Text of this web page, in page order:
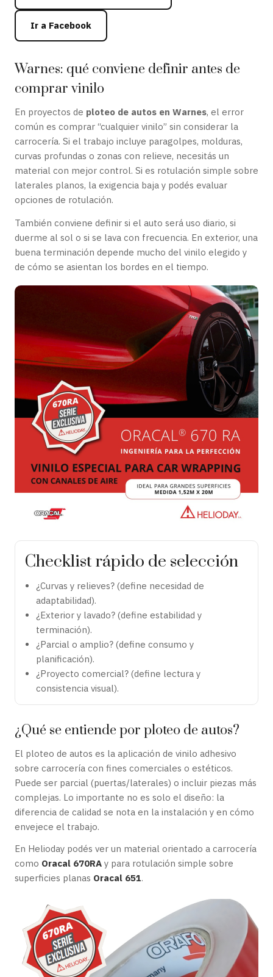
Ir a Facebook
Warnes: qué conviene definir antes de
comprar vinilo
En proyectos de ploteo de autos en Warnes, el error
común es comprar “cualquier vinilo” sin considerar la
carrocería. Si el trabajo incluye paragolpes, molduras,
curvas profundas o zonas con relieve, necesitás un
material con mejor control. Si es rotulación simple sobre
laterales planos, la exigencia baja y podés evaluar
opciones de rotulación.
También conviene definir si el auto será uso diario, si
duerme al sol o si se lava con frecuencia. En exterior, una
buena terminación depende mucho del vinilo elegido y
de cómo se asientan los bordes en el tiempo.
Checklist rápido de selección
¿Curvas y relieves? (define necesidad de
adaptabilidad).
¿Exterior y lavado? (define estabilidad y
terminación).
¿Parcial o amplio? (define consumo y
planificación).
¿Proyecto comercial? (define lectura y
consistencia visual).
¿Qué se entiende por ploteo de autos?
El ploteo de autos es la aplicación de vinilo adhesivo
sobre carrocería con fines comerciales o estéticos.
Puede ser parcial (puertas/laterales) o incluir piezas más
complejas. Lo importante no es solo el diseño: la
diferencia de calidad se nota en la instalación y en cómo
envejece el trabajo.
En Helioday podés ver un material orientado a carrocería
como Oracal 670RA y para rotulación simple sobre
superficies planas Oracal 651.